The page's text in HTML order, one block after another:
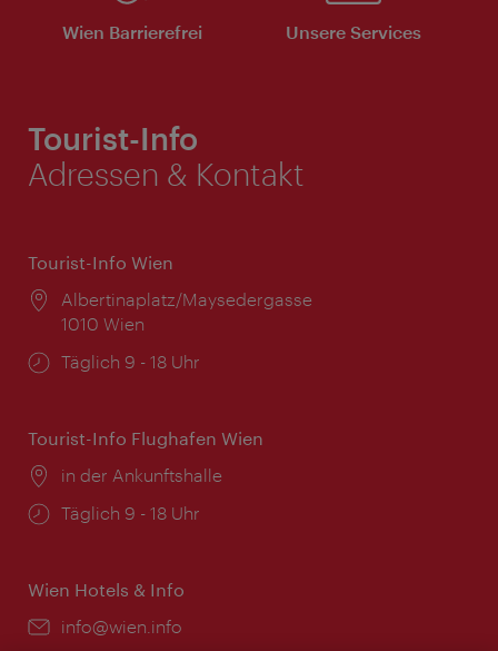
Wien Barrierefrei Unsere Services
Tourist-Info
Adressen & Kontakt
Tourist-Info Wien
Ort:
Albertinaplatz/Maysedergasse
1010 Wien
Öffnungszeiten:
Täglich 9 - 18 Uhr
Tourist-Info Flughafen Wien
Ort:
in der Ankunftshalle
Öffnungszeiten:
Täglich 9 - 18 Uhr
Wien Hotels & Info
Email:
info@wien.info